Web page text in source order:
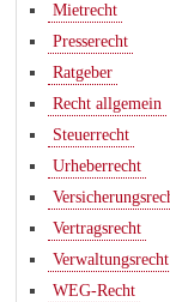
Mietrecht
Presserecht
Ratgeber
Recht allgemein
Steuerrecht
Urheberrecht
Vertragsrecht
Verwaltungsrecht
WEG-Recht